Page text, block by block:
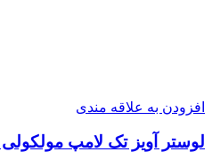
افزودن به علاقه مندی
لوستر آویز تک لامپ